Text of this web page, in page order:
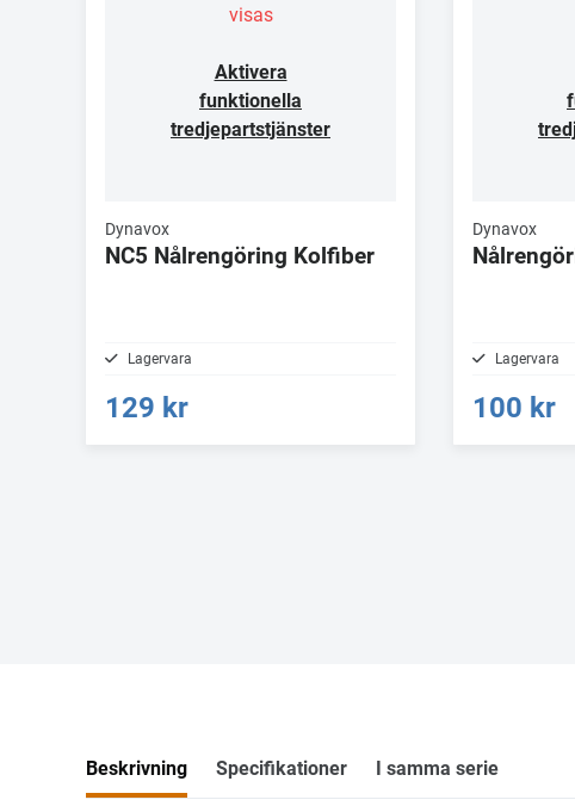
visas
Aktivera
funktionella
tredjepartstjänster
Dynavox
NC5 Nålrengöring Kolfiber
Lagervara
129 kr
Dynavox
Lagervara
100 kr
Beskrivning Specifikationer I samma serie